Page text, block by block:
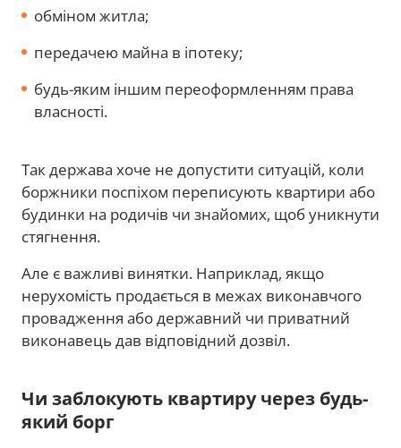
обміном житла;
передачею майна в іпотеку;
будь-яким іншим переоформленням права
власності.
Так держава хоче не допустити ситуацій, коли
боржники поспіхом переписують квартири або
будинки на родичів чи знайомих, щоб уникнути
стягнення.
Але є важливі винятки. Наприклад, якщо
нерухомість продається в межах виконавчого
провадження або державний чи приватний
виконавець дав відповідний дозвіл.
Чи заблокують квартиру через будь-
який борг